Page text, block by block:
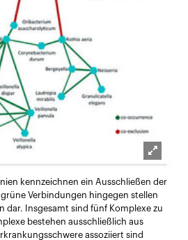
öffnen
kennzeichnen ein Ausschließen der
Verbindungen hingegen stellen
dar. Insgesamt sind fünf Komplexe zu
bestehen ausschließlich aus
assoziiert sind